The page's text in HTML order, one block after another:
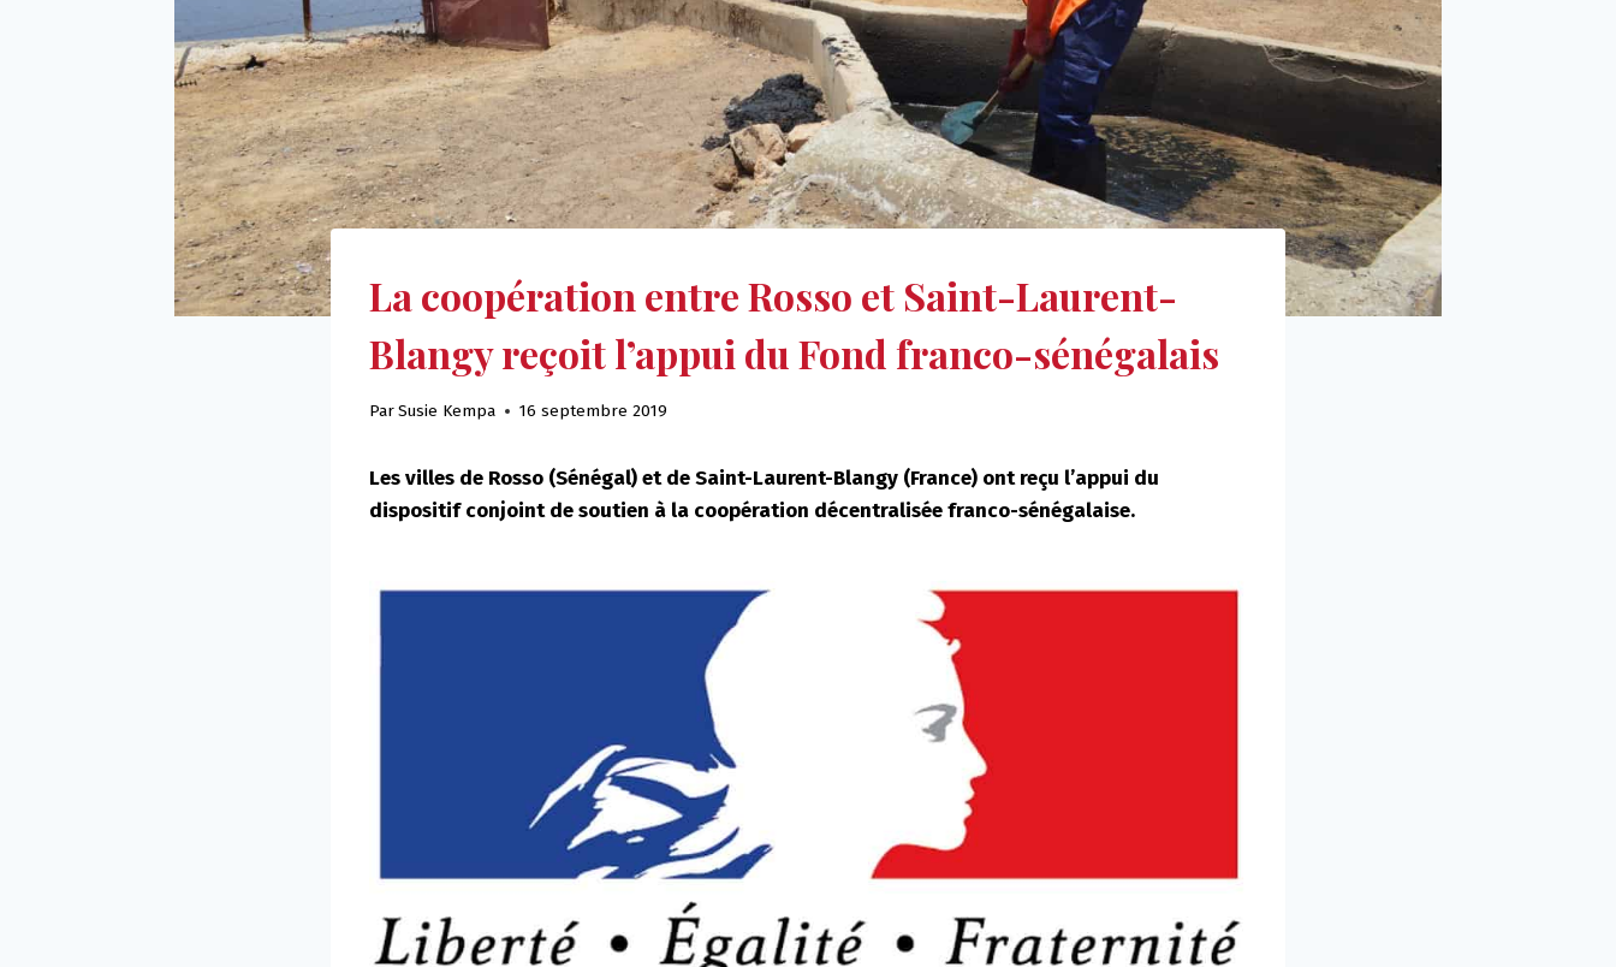
La coopération entre Rosso et Saint-Laurent-
Blangy reçoit l’appui du Fond franco-sénégalais
ParSusie Kempa 16 septembre 2019
Les villes de Rosso (Sénégal) et de Saint-Laurent-Blangy (France) ont reçu l’appui du
dispositif conjoint de soutien à la coopération décentralisée franco-sénégalaise.